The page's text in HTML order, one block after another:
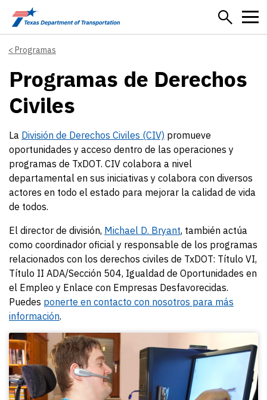
Skip to main content
Programas
Programas de Derechos
Civiles
La División de Derechos Civiles (CIV) promueve
oportunidades y acceso dentro de las operaciones y
programas de TxDOT. CIV colabora a nivel
departamental en sus iniciativas y colabora con diversos
actores en todo el estado para mejorar la calidad de vida
de todos.
El director de división, Michael D. Bryant, también actúa
como coordinador oficial y responsable de los programas
relacionados con los derechos civiles de TxDOT: Título VI,
Título II ADA/Sección 504, Igualdad de Oportunidades en
el Empleo y Enlace con Empresas Desfavorecidas.
Puedes ponerte en contacto con nosotros para más
información.